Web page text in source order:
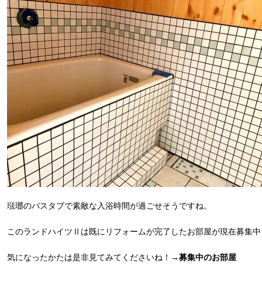
琺瑯のバスタブで素敵な入浴時間が過ごせそうですね。
このランドハイツⅡは既にリフォームが完了したお部屋が現在募集
気になったかたは是非見てみてくださいね！→募集中のお部屋